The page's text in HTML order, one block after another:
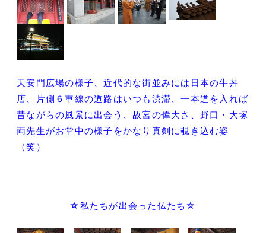
天安門広場の様子、近代的な街並みには日本の牛丼
店、片側６車線の道路はいつも渋滞、一本道を入れば
昔ながらの風景に出会う、故宮の偉大さ、野口・大塚
両先生がお堂中の様子をかなり真剣に覗き込む姿
（笑）
☆私たちが出会った仏たち☆